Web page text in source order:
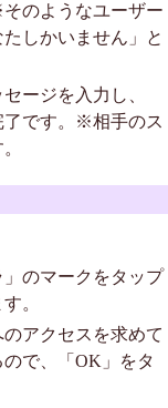
のようなユーザー
しかいません」と
ージを入力し、
了です。※相手のス
」のマークをタップ
。
アクセスを求めて
で、「OK」をタ